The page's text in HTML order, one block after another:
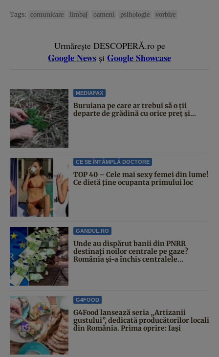
Tags: comunicare limbaj oameni psihologie vorbire
Urmărește DESCOPERĂ.ro pe
Google News și Google Showcase
MEDIAFAX
Buruiana pe care ar trebui să o ții
departe de grădină cu orice preț și...
CE SE ÎNTÂMPLĂ DOCTORE
TOP 40 – Cele mai sexy femei din lume!
Ce dietă ține ocupanta primului loc
GANDUL.RO
Unde au dispărut banii din PNRR
destinați noilor centrale pe gaze?
România și-a închis centralele...
G4FOOD
G4Food lansează seria „Artizanii
gustului”, dedicată producătorilor locali
din România. Prima oprire: Iași